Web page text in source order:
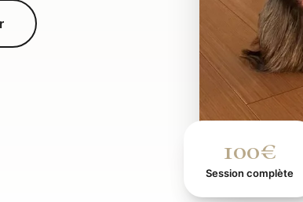
100€
Session complète